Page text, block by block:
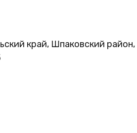
край, Шпаковский район,